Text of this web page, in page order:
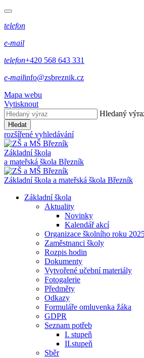
telefon
e-mail
telefon+420 568 643 331
e-mailinfo@zsbreznik.cz
Mapa webu
Vytisknout
Hledaný
Hledat
rozšířené vyhledávání
Základní škola
a mateřská škola Březník
Základní škola a mateřská škola Březník
Základní škola
Aktuality
Novinky
Kalendář akcí
Organizace školního roku
Zaměstnanci školy
Rozpis hodin
Dokumenty
Vytvořené učební materiály
Fotogalerie
Předměty
Odkazy
Formuláře omluvenka žáka
GDPR
Seznam potřeb
I. stupeň
II.stupeň
Sběr